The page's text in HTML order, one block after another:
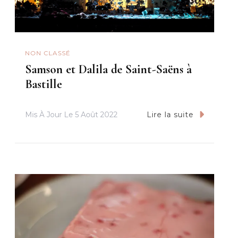
NON CLASSÉ
Samson et Dalila de Saint-Saëns à
Bastille
Mis À Jour Le 5 Août 2022 Lire la suite